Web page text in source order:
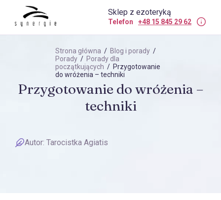
Sklep z ezoteryką
Telefon +48 15 845 29 62
Strona główna / Blog i porady /
Porady / Porady dla
początkujących / Przygotowanie
do wróżenia – techniki
Przygotowanie do wróżenia –
techniki
Autor: Tarocistka Agiatis